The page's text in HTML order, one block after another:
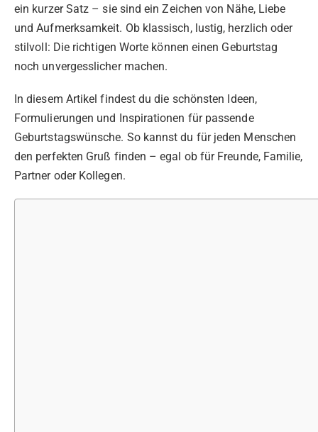
ein kurzer Satz – sie sind ein Zeichen von Nähe, Liebe
und Aufmerksamkeit. Ob klassisch, lustig, herzlich oder
stilvoll: Die richtigen Worte können einen Geburtstag
noch unvergesslicher machen.
In diesem Artikel findest du die schönsten Ideen,
Formulierungen und Inspirationen für passende
Geburtstagswünsche. So kannst du für jeden Menschen
den perfekten Gruß finden – egal ob für Freunde, Familie,
Partner oder Kollegen.